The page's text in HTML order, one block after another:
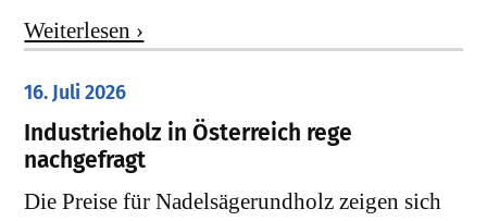
Weiterlesen ›
16. Juli 2026
Industrieholz in Österreich rege
nachgefragt
Die Preise für Nadelsägerundholz zeigen sich